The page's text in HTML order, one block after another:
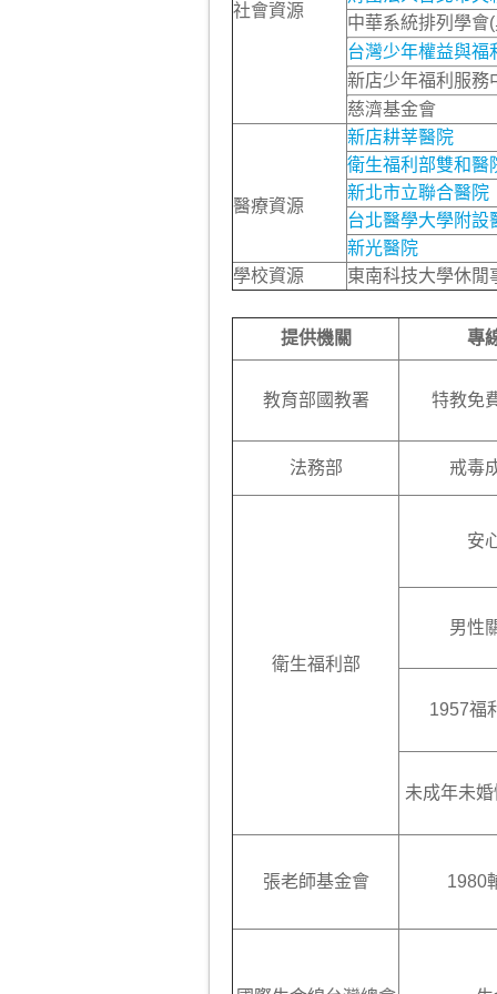
社會資源
中華系統排列學會
台灣少年權益與福
新店少年福利服務
慈濟基金會
醫療資源
新店耕莘醫院
衛生福利部雙和醫
新北市立聯合醫院
台北醫學大學附設
新光醫院
學校資源
東南科技大學休閒
提供機關 專
教育部國教署 特教免
法務部 戒毒
衛生福利部
安
男性
1957福
未成年未
張老師基金會 1980